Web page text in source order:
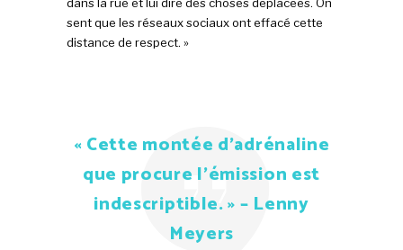
sent que les réseaux sociaux ont effacé cette
distance de respect. »
« Cette montée d’adrénaline
que procure l’émission est
indescriptible. » – Lenny
Meyers